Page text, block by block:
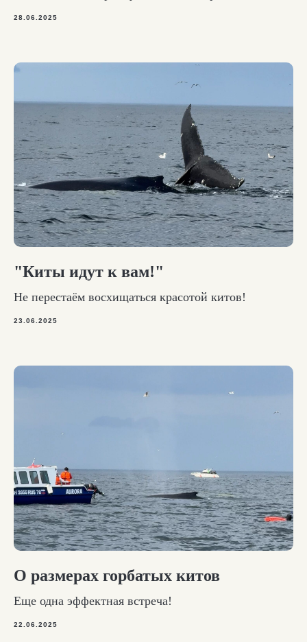
28.06.2025
"Киты идут к вам!"
Не перестаём восхищаться красотой китов!
23.06.2025
О размерах горбатых китов
Еще одна эффектная встреча!
22.06.2025